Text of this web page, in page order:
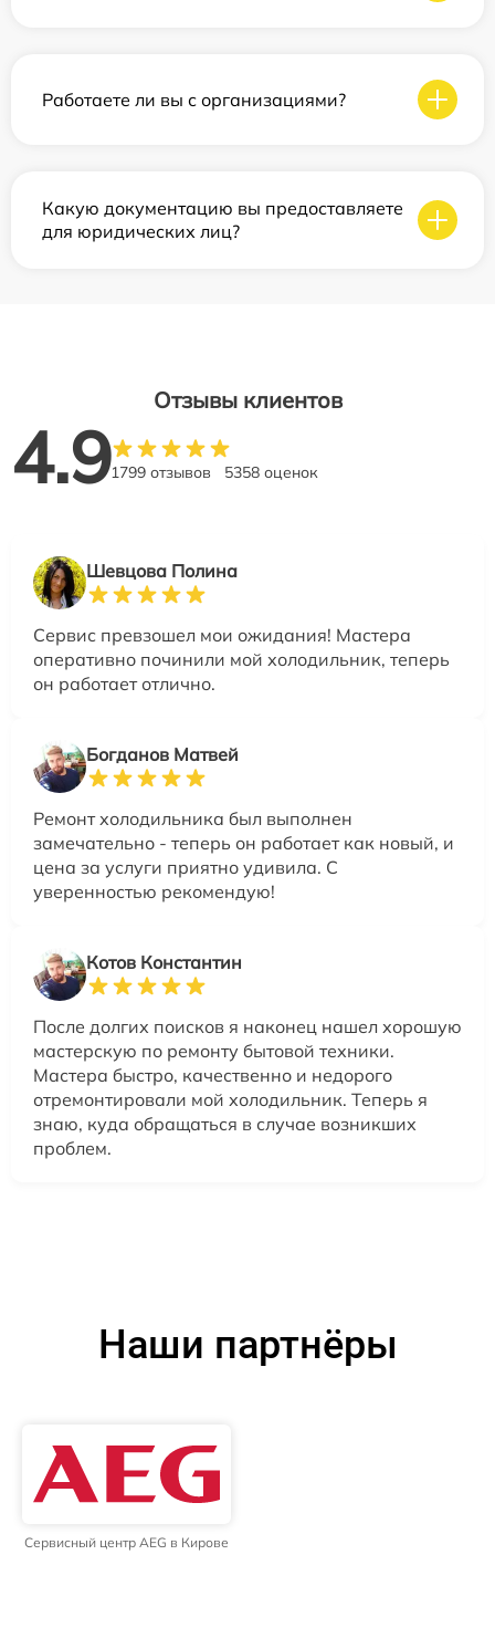
Работаете ли вы с организациями?
Какую документацию вы предоставляете
для юридических лиц?
Отзывы клиентов
4.91799 отзывов 5358 оценок
Шевцова Полина
Сервис превзошел мои ожидания! Мастера
оперативно починили мой холодильник, теперь
он работает отлично.
Богданов Матвей
Ремонт холодильника был выполнен
замечательно - теперь он работает как новый, и
цена за услуги приятно удивила. С
уверенностью рекомендую!
Котов Константин
После долгих поисков я наконец нашел хорошую
мастерскую по ремонту бытовой техники.
Мастера быстро, качественно и недорого
отремонтировали мой холодильник. Теперь я
знаю, куда обращаться в случае возникших
проблем.
Наши партнёры
Сервисный центр AEG в Кирове